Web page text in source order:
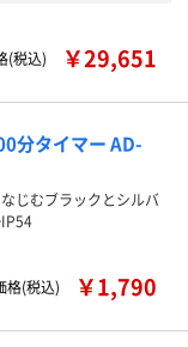
(税込)
￥29,651
分タイマー AD-
じむブラックとシルバ
格(税込)
￥1,790